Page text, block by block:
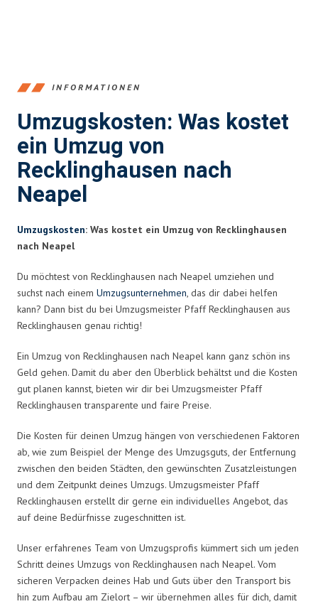
INFORMATIONEN
Umzugskosten: Was kostet
ein Umzug von
Recklinghausen nach
Neapel
Umzugskosten: Was kostet ein Umzug von Recklinghausen
nach Neapel
Du möchtest von Recklinghausen nach Neapel umziehen und
suchst nach einem Umzugsunternehmen, das dir dabei helfen
kann? Dann bist du bei Umzugsmeister Pfaff Recklinghausen aus
Recklinghausen genau richtig!
Ein Umzug von Recklinghausen nach Neapel kann ganz schön ins
Geld gehen. Damit du aber den Überblick behältst und die Kosten
gut planen kannst, bieten wir dir bei Umzugsmeister Pfaff
Recklinghausen transparente und faire Preise.
Die Kosten für deinen Umzug hängen von verschiedenen Faktoren
ab, wie zum Beispiel der Menge des Umzugsguts, der Entfernung
zwischen den beiden Städten, den gewünschten Zusatzleistungen
und dem Zeitpunkt deines Umzugs. Umzugsmeister Pfaff
Recklinghausen erstellt dir gerne ein individuelles Angebot, das
auf deine Bedürfnisse zugeschnitten ist.
Unser erfahrenes Team von Umzugsprofis kümmert sich um jeden
Schritt deines Umzugs von Recklinghausen nach Neapel. Vom
sicheren Verpacken deines Hab und Guts über den Transport bis
hin zum Aufbau am Zielort – wir übernehmen alles für dich, damit